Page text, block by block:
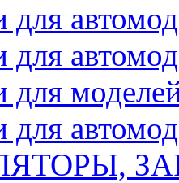
для
для
для
для